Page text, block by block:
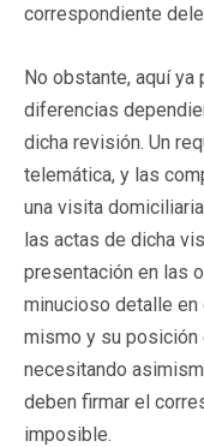
correspondiente
No obstante, aquí
diferencias
dicha revisión. Un
telemática, y las
una visita
las actas de dicha
presentación en las
minucioso detalle en
mismo y su posición
necesitando
deben firmar el
imposible.